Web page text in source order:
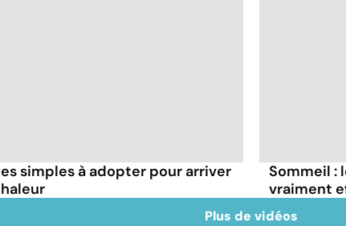
simples à adopter pour arriver
Sommeil :
vraiment
Plus de vidéos